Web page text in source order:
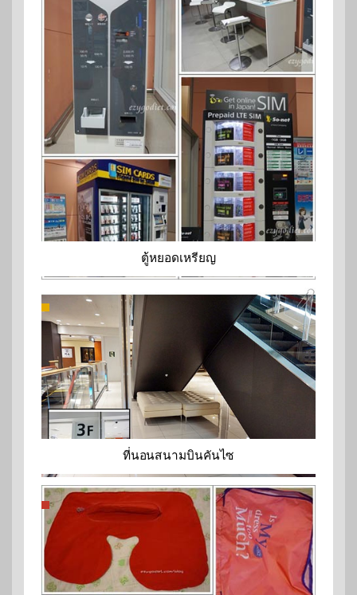
ตู้หยอดเหรียญ
ที่นอนสนามบินคันไซ